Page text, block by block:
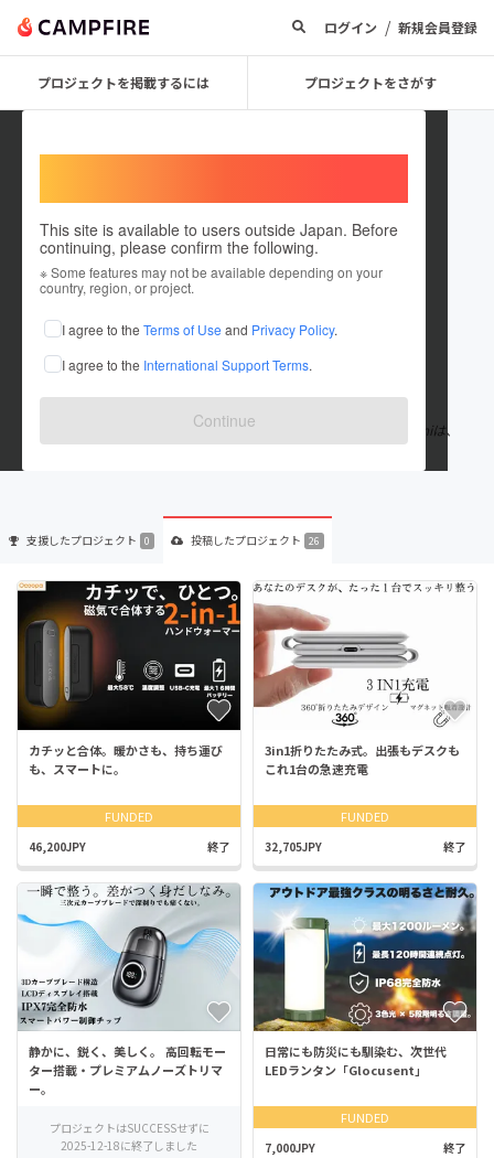
ログイン / 新規会員登録
プロジェクトを掲載するには プロジェクトをさがす
This site is available to users outside Japan. Before
continuing, please confirm the following.
※ Some features may not be available depending on your
country, region, or project.
I agree to the Terms of Use and Privacy Policy.
I agree to the International Support Terms.
Continue
CUREMI LLC.
これまでに26件のプロジェクトを投稿しています
在住国：日本 現在地：未設定
出身国：日本 出身地：未設定
忙しい現代人にとって、毎日を"整える"時間はとても貴重。Curemiは、
身近な悩みをやさしくサポートする製品をお届けします。
支援したプロジェクト 0 投稿したプロジェクト 26
カチッと合体。暖かさも、持ち運び
も、スマートに。
FUNDED
46,200JPY 終了
3in1折りたたみ式。出張もデスクも
これ1台の急速充電
FUNDED
32,705JPY 終了
静かに、鋭く、美しく。 高回転モー
ター搭載・プレミアムノーズトリマ
ー。
プロジェクトはSUCCESSせずに
2025-12-18に終了しました
日常にも防災にも馴染む、次世代
LEDランタン「Glocusent」
FUNDED
7,000JPY 終了